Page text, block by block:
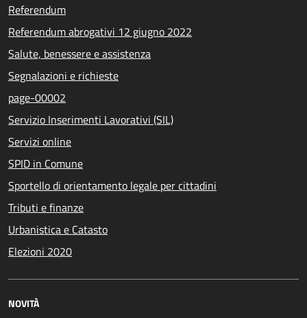
Referendum
Referendum abrogativi 12 giugno 2022
Salute, benessere e assistenza
Segnalazioni e richieste
page-00002
Servizio Inserimenti Lavorativi (SIL)
Servizi online
SPID in Comune
Sportello di orientamento legale per cittadini
Tributi e finanze
Urbanistica e Catasto
Elezioni 2020
NOVITÀ